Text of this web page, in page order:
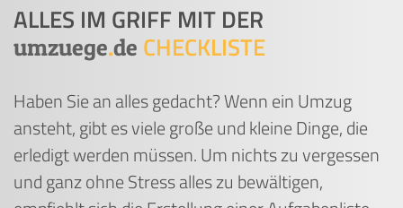
ALLES IM GRIFF MIT DER
umzuege.de CHECKLISTE
Haben Sie an alles gedacht? Wenn ein Umzug
ansteht, gibt es viele große und kleine Dinge, die
erledigt werden müssen. Um nichts zu vergessen
und ganz ohne Stress alles zu bewältigen,